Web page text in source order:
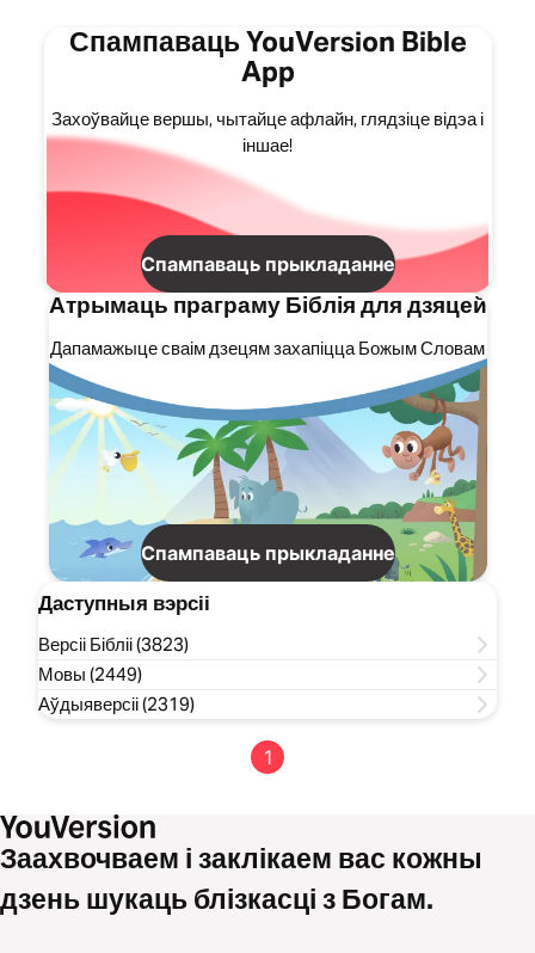
Спампаваць YouVersion Bible
App
Захоўвайце вершы, чытайце афлайн, глядзіце відэа і
іншае!
Спампаваць прыкладанне
Атрымаць праграму Біблія для дзяцей
Дапамажыце сваім дзецям захапіцца Божым Словам
Спампаваць прыкладанне
Даступныя вэрсіі
Версіі Бібліі (3823)
Мовы (2449)
Аўдыяверсіі (2319)
1
Заахвочваем і заклікаем вас кожны
дзень шукаць блізкасці з Богам.